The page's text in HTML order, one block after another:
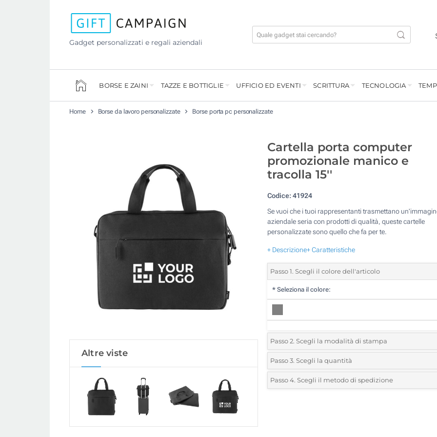
Gadget personalizzati e regali aziendali
BORSE E ZAINI TAZZE E BOTTIGLIE UFFICIO ED EVENTI SCRITTURA TECNOLOGIA
Home Borse da lavoro personalizzate Borse porta pc personalizzate
Altre viste
Cartella porta computer
promozionale manico e
tracolla 15''
Codice: 41924
Se vuoi che i tuoi rappresentanti trasmettano
aziendale seria con prodotti di qualità, queste cartelle
personalizzate sono quello che fa per te.
+ Descrizione+ Caratteristiche
Passo 1. Scegli il colore dell'articolo
* Seleziona il colore:
Passo 2. Scegli la modalità di stampa
*Seleziona la posizione di stampa e il colore del vostro
1 Colore (Su un lato)
Passo 3. Scegli la quantità
*Quantità desiderata:
Passo 4. Scegli il metodo di spedizione